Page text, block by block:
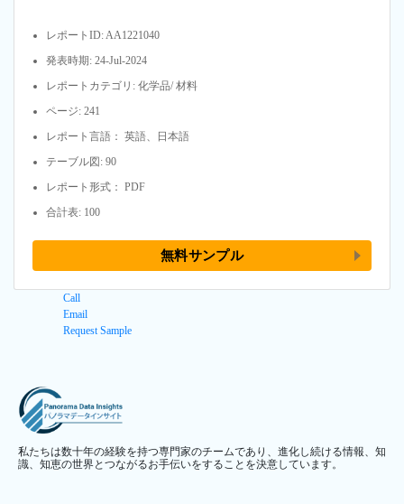
レポートID: AA1221040
発表時期: 24-Jul-2024
レポートカテゴリ: 化学品/ 材料
ページ: 241
レポート言語： 英語、日本語
テーブル図: 90
レポート形式： PDF
合計表: 100
無料サンプル
Call
Email
Request Sample
私たちは数十年の経験を持つ専門家のチームであり、進化し続ける情報、知
識、知恵の世界とつながるお手伝いをすることを決意しています。